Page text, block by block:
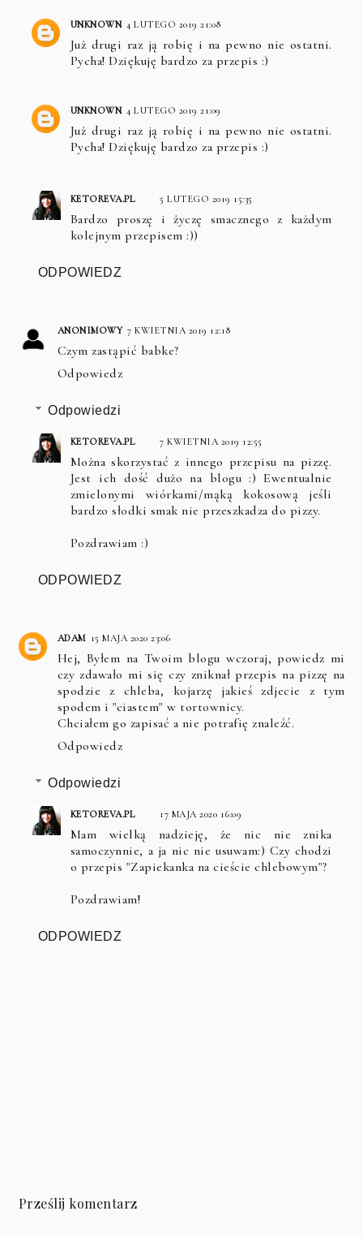
UNKNOWN 4 LUTEGO 2019 21:08
Już drugi raz ją robię i na pewno nie ostatni.
Pycha! Dziękuję bardzo za przepis :)
UNKNOWN 4 LUTEGO 2019 21:09
Już drugi raz ją robię i na pewno nie ostatni.
Pycha! Dziękuję bardzo za przepis :)
KETOREVA.PL 5 LUTEGO 2019 15:35
Bardzo proszę i życzę smacznego z każdym
kolejnym przepisem :))
ODPOWIEDZ
ANONIMOWY 7 KWIETNIA 2019 12:18
Czym zastąpić babke?
Odpowiedz
Odpowiedzi
KETOREVA.PL 7 KWIETNIA 2019 12:55
Można skorzystać z innego przepisu na pizzę.
Jest ich dość dużo na blogu :) Ewentualnie
zmielonymi wiórkami/mąką kokosową jeśli
bardzo słodki smak nie przeszkadza do pizzy.
Pozdrawiam :)
ODPOWIEDZ
ADAM 15 MAJA 2020 23:06
Hej, Byłem na Twoim blogu wczoraj, powiedz mi
czy zdawało mi się czy zniknał przepis na pizzę na
spodzie z chleba, kojarzę jakieś zdjecie z tym
spodem i "ciastem" w tortownicy.
Chciałem go zapisać a nie potrafię znaleźć.
Odpowiedz
Odpowiedzi
KETOREVA.PL 17 MAJA 2020 16:09
Mam wielką nadzieję, że nic nie znika
samoczynnie, a ja nic nie usuwam:) Czy chodzi
o przepis "Zapiekanka na cieście chlebowym"?
Pozdrawiam!
ODPOWIEDZ
Prześlij komentarz